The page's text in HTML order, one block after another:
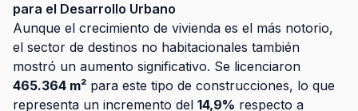
para el Desarrollo Urbano
Aunque el crecimiento de vivienda es el más notorio,
el sector de destinos no habitacionales también
mostró un aumento significativo. Se licenciaron
465.364 m² para este tipo de construcciones, lo que
representa un incremento del 14,9% respecto a